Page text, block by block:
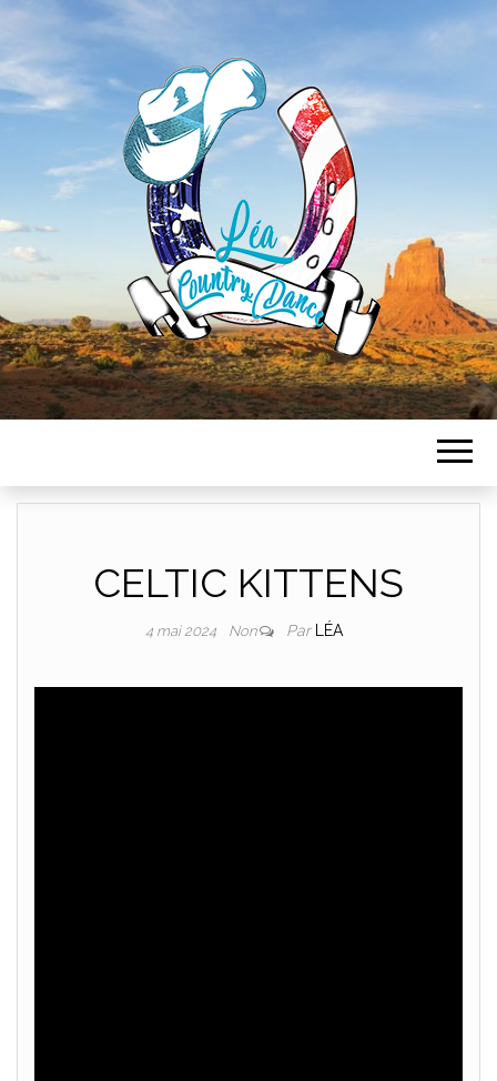
LEA
COUNTRY
DANCE
CELTIC KITTENS
4 mai 2024 Non Par LÉA